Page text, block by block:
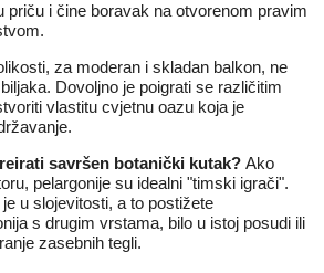
priču i čine boravak na otvorenom pravim
za moderan i skladan balkon, ne
Dovoljno je poigrati se različitim
vlastitu cvjetnu oazu koja je
savršen botanički kutak? Ako
pelargonije su idealni "timski igrači".
u slojevitosti, a to postižete
s drugim vrstama, bilo u istoj posudi ili
zasebnih tegli.